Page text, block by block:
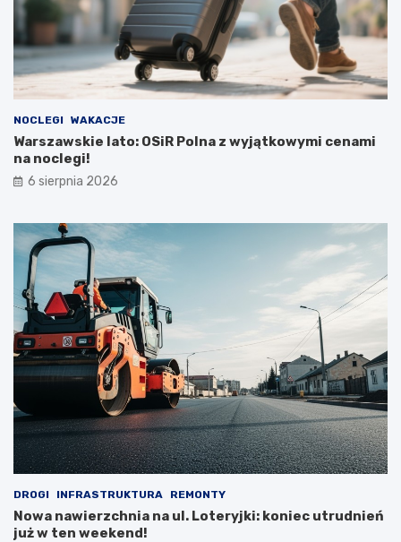
NOCLEGI WAKACJE
Warszawskie lato: OSiR Polna z wyjątkowymi cenami
na noclegi!
6 sierpnia 2026
DROGI INFRASTRUKTURA REMONTY
Nowa nawierzchnia na ul. Loteryjki: koniec utrudnień
już w ten weekend!